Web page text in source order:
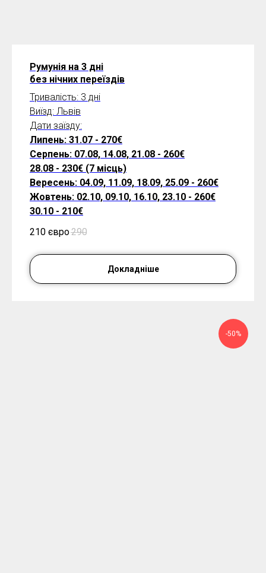
Румунія на 3 дні
без нічних переїздів
Тривалість: 3 дні
Виїзд: Львів
Дати заїзду:
Липень: 31.07 - 270€
Серпень: 07.08, 14.08, 21.08 - 260€
28.08 - 230€ (7 місць)
Вересень: 04.09, 11.09, 18.09, 25.09 - 260€
Жовтень: 02.10, 09.10, 16.10, 23.10 - 260€
30.10 - 210€
210 євро290
Докладніше
-50%